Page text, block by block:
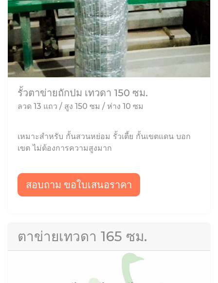
รั้วตาข่ายถักปม เทวดา 150 ซม.
ลวด 13 แถว / สูง 150 ซม / ห่าง 10 ซม
เหมาะสำหรับ กั้นสวนหย่อม รั้วเตี้ย กั้นเขตแดน บอก
เขต ไม่ต้องการความสูงมาก
สอบถาม ขอใบเสนอราคา
ตาข่ายเทวดา 165 ซม.